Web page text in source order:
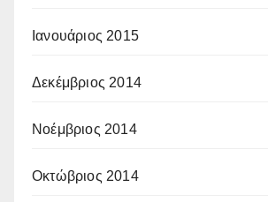
Ιανουάριος 2015
Δεκέμβριος 2014
Νοέμβριος 2014
Οκτώβριος 2014